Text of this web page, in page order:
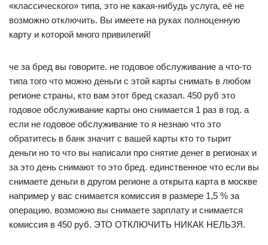
«классического» типа, это не какая-нибудь услуга, её не
возможно отключить. Вы имеете на руках полноценную
карту и которой много привилегий!
че за бред вы говорите. не годовое обслуживание а что-то
типа того что можно деньги с этой карты снимать в любом
регионе страны, кто вам этот бред сказал. 450 руб это
годовое обслуживание карты оно снимается 1 раз в год. а
если не годовое обслуживание то я незнаю что это
обратитесь в банк значит с вашей карты кто то тырит
деньги но то что вы написали про снятие денег в регионах и
за это день снимают то это бред. единственное что если вы
снимаете деньги в другом регионе а открыта карта в москве
например у вас снимается комиссия в размере 1,5 % за
операцию. возможно вы снимаете зарплату и снимается
комиссия в 450 руб. ЭТО ОТКЛЮЧИТЬ НИКАК НЕЛЬЗЯ.